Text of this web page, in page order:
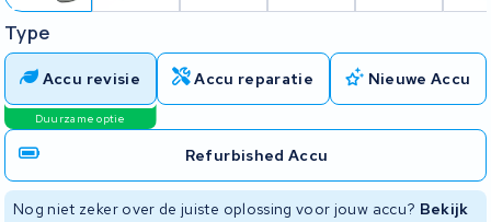
Type
Accu revisie
Duurzame optie
Accu reparatie Nieuwe Accu
Refurbished Accu
Nog niet zeker over de juiste oplossing voor jouw accu? Bekijk